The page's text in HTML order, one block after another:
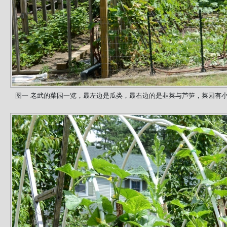
图一 老武的菜园一览，最左边是瓜类，最右边的是韭菜与芦笋，菜园有